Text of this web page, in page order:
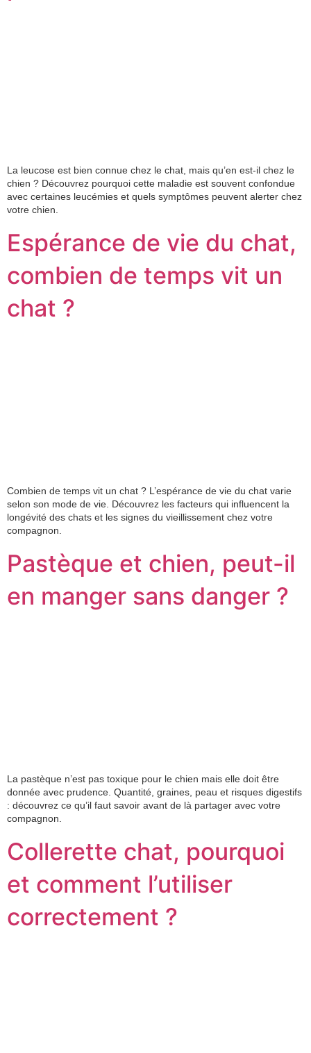
La leucose est bien connue chez le chat, mais qu’en est-il chez le
chien ? Découvrez pourquoi cette maladie est souvent confondue
avec certaines leucémies et quels symptômes peuvent alerter chez
votre chien.
Espérance de vie du chat,
combien de temps vit un
chat ?
Combien de temps vit un chat ? L’espérance de vie du chat varie
selon son mode de vie. Découvrez les facteurs qui influencent la
longévité des chats et les signes du vieillissement chez votre
compagnon.
Pastèque et chien, peut-il
en manger sans danger ?
La pastèque n’est pas toxique pour le chien mais elle doit être
donnée avec prudence. Quantité, graines, peau et risques digestifs
: découvrez ce qu’il faut savoir avant de là partager avec votre
compagnon.
Collerette chat, pourquoi
et comment l’utiliser
correctement ?